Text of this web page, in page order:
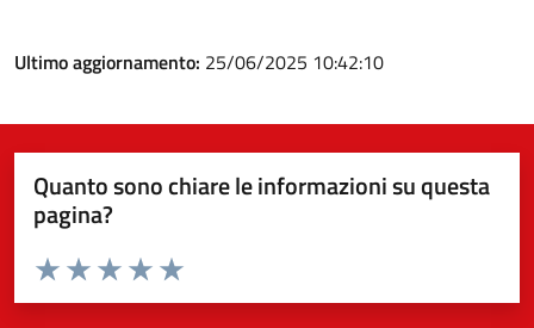
Ultimo aggiornamento: 25/06/2025 10:42:10
Quanto sono chiare le informazioni su questa
pagina?
Valuta da 1 a 5 stelle la pagina
Valuta 5 stelle su 5
Valuta 4 stelle su 5
Valuta 3 stelle su 5
Valuta 2 stelle su 5
Valuta 1 stelle su 5